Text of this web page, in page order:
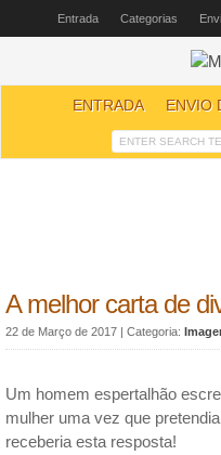
Entrada Categorias
ENTRADA ENVIO
A melhor carta de
22 de Março de 2017 | Categoria:
Um homem espertalhão
mulher uma vez que
receberia esta resposta!